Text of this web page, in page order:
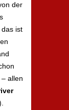
der
ist
allen